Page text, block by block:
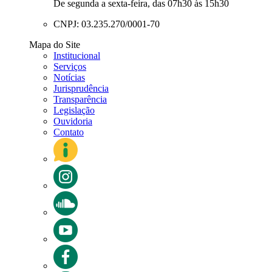
De segunda a sexta-feira, das 07h30 às 15h30
CNPJ: 03.235.270/0001-70
Mapa do Site
Institucional
Serviços
Notícias
Jurisprudência
Transparência
Legislação
Ouvidoria
Contato